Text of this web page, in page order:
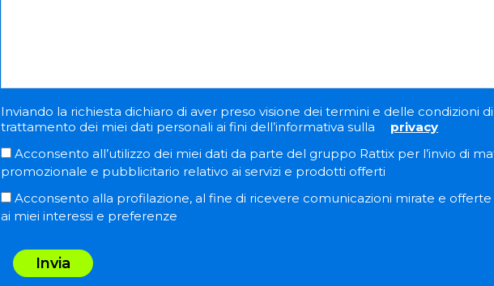
Inviando la richiesta dichiaro di aver preso visione dei termini e delle condizioni
trattamento dei miei dati personali ai fini dell’informativa sulla
privacy
Acconsento all’utilizzo dei miei dati da parte del gruppo Rattix per l’invio di
promozionale e pubblicitario relativo ai servizi e prodotti offerti
Acconsento alla profilazione, al fine di ricevere comunicazioni mirate e offerte
ai miei interessi e preferenze
Invia